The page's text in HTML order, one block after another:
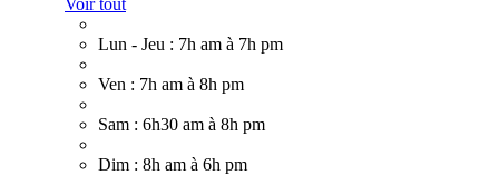
Lun - Jeu : 7h am à 7h pm
Ven : 7h am à 8h pm
Sam : 6h30 am à 8h pm
Dim : 8h am à 6h pm